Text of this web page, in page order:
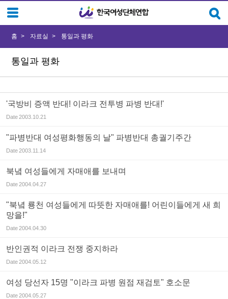
통일과 평화
홈 자료실 통일과 평화
'국방비 증액 반대! 이라크 전투병 파병 반대!'
Date2003.10.21
"파병반대 여성평화행동의 날" 파병반대 총궐기주간
Date2003.11.14
북녘 여성들에게 자매애를 보내며
Date2004.04.27
"북녘 룡천 여성들에게 따뜻한 자매애를! 어린이들에게 새 희
망을!"
Date2004.04.30
반인권적 이라크 전쟁 중지하라
Date2004.05.12
여성 당선자 15명 "이라크 파병 원점 재검토" 호소문
Date2004.05.27